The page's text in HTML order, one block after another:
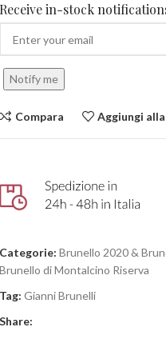
Receive in-stock
Notify me
Compara Aggiungi
Categorie: Brunello 2020 &
Brunello di Montalcino Riserva
Tag: Gianni Brunelli
Share: